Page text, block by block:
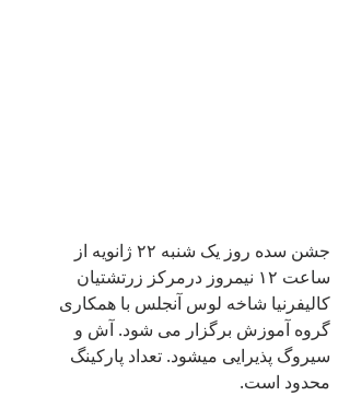
جشن سده روز یک شنبه ۲۲ ژانویه از
ساعت ۱۲ نیمروز درمرکز زرتشتیان
کالیفرنیا شاخه لوس آنجلس با همکاری
گروه آموزش برگزار می شود. آش و
سیروگ پذیرایی میشود. تعداد پارکینگ
محدود است.